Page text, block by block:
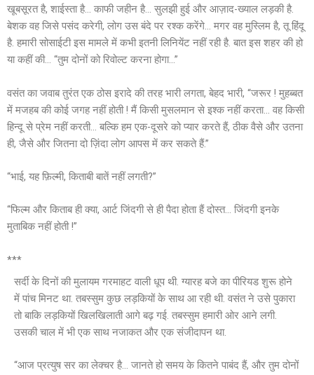
खूबसूरत है, शाईस्ता है… काफी जहीन है… सुलझी हुई और आज़ाद-ख्याल लड़की है.
बेशक वह जिसे पसंद करेगी, लोग उस बंदे पर रश्क करेंगे… मगर वह मुस्लिम है, तू हिंदू
है. हमारी सोसाईटी इस मामले में कभी इतनी लिनियेंट नहीं रही है. बात इस शहर की हो
या कहीं की… “तुम दोनों को रिवोल्ट करना होगा…”
वसंत का जवाब तुरंत एक ठोस इरादे की तरह भारी लगता, बेहद भारी, “जरूर ! मुहब्बत
में मजहब की कोई जगह नहीं होती ! मैं किसी मुसलमान से इश्क नहीं करता… वह किसी
हिन्दू से प्रेम नहीं करती… बल्कि हम एक-दूसरे को प्यार करते हैं, ठीक वैसे और उतना
ही, जैसे और जितना दो ज़िंदा लोग आपस में कर सकते हैं.”
“भाई, यह फ़िल्मी, किताबी बातें नहीं लगती?”
“फिल्म और किताब ही क्या, आर्ट जिंदगी से ही पैदा होता हैं दोस्त… जिंदगी इनके
मुताबिक नहीं होती !”
***
सर्दी के दिनों की मुलायम गरमाहट वाली धूप थी. ग्यारह बजे का पीरियड शुरू होने
में पांच मिनट था. तबस्सुम कुछ लड़कियों के साथ आ रही थी. वसंत ने उसे पुकारा
तो बाकि लड़कियों खिलखिलाती आगे बढ़ गई. तबस्सुम हमारी ओर आने लगी.
उसकी चाल में भी एक साथ नजाकत और एक संजीदापन था.
“आज प्रत्युष सर का लेक्चर है… जानते हो समय के कितने पाबंद हैं, और तुम दोनों